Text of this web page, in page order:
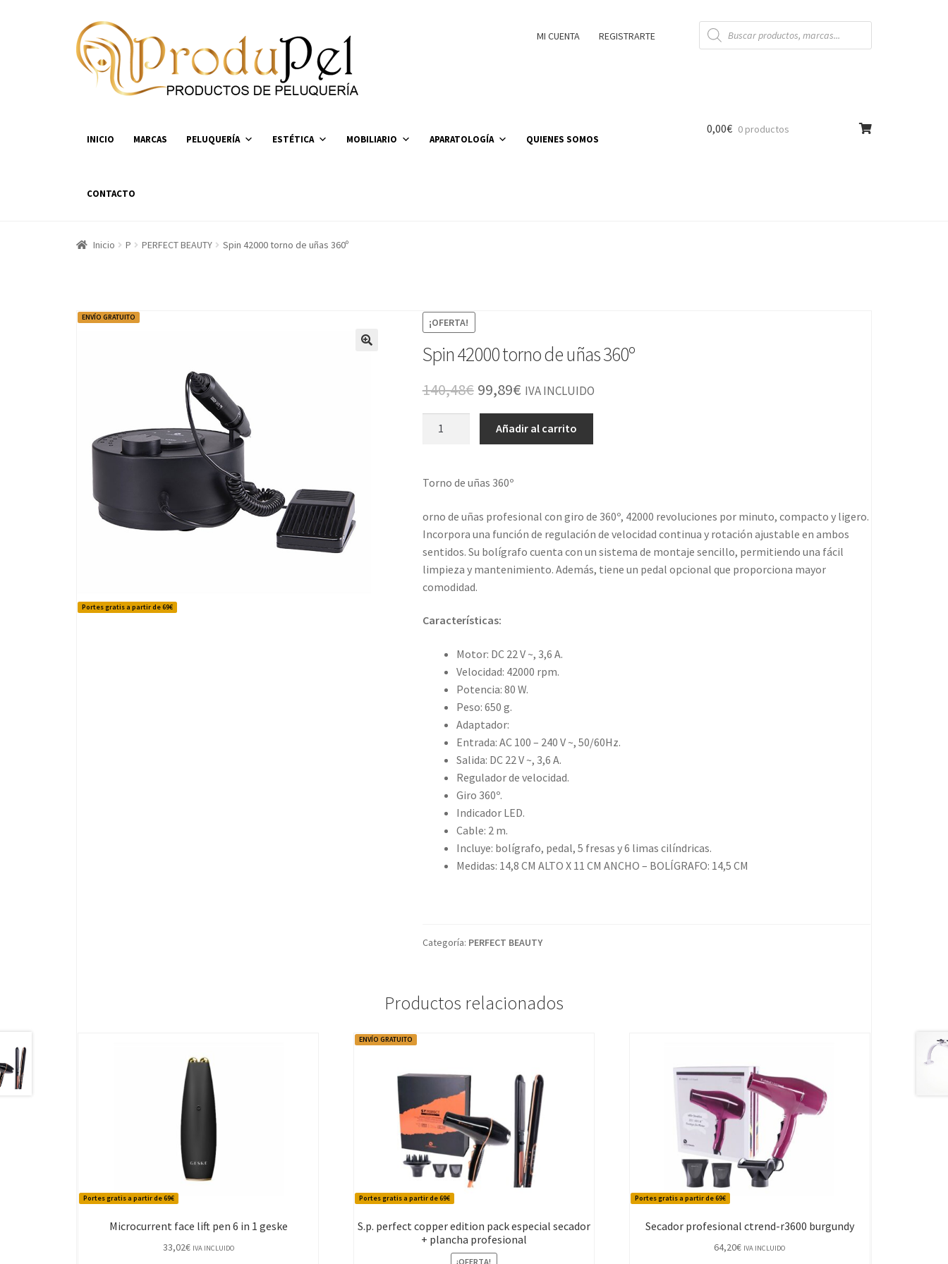
Ir
a
la
navegación
Ir
al
contenido
MI CUENTA REGISTRARTE
Búsqueda
de
productos
INICIO MARCAS PELUQUERÍA ESTÉTICA MOBILIARIO APARATOLOGÍA QUIENES SOMOS
CONTACTO
0,00€ 0 productos
Inicio P PERFECT BEAUTY Spin 42000 torno de uñas 360º
¡OFERTA!
Portes gratis a partir de 69€
ENVÍO GRATUITO
Spin 42000 torno de uñas 360º
140,48€ El
precio
original
140,48€.
99,89€El
precio
actual
IVA INCLUIDO
uñas
Añadir al carrito
Torno de uñas 360º
orno de uñas profesional con giro de 360º, 42000 revoluciones por minuto, compacto y ligero.
Incorpora una función de regulación de velocidad continua y rotación ajustable en ambos
sentidos. Su bolígrafo cuenta con un sistema de montaje sencillo, permitiendo una fácil
limpieza y mantenimiento. Además, tiene un pedal opcional que proporciona mayor
comodidad.
Características:
Motor: DC 22 V ~, 3,6 A.
Velocidad: 42000 rpm.
Potencia: 80 W.
Peso: 650 g.
Adaptador:
Entrada: AC 100 – 240 V ~, 50/60Hz.
Salida: DC 22 V ~, 3,6 A.
Regulador de velocidad.
Giro 360º.
Indicador LED.
Cable: 2 m.
Incluye: bolígrafo, pedal, 5 fresas y 6 limas cilíndricas.
Medidas: 14,8 CM ALTO X 11 CM ANCHO – BOLÍGRAFO: 14,5 CM
Categoría: PERFECT BEAUTY
Productos relacionados
Portes gratis a partir de 69€
Microcurrent face lift pen 6 in 1 geske
33,02€ IVA INCLUIDO
Portes gratis a partir de 69€
ENVÍO GRATUITO
S.p. perfect copper edition pack especial secador
+ plancha profesional
¡OFERTA!
Portes gratis a partir de 69€
Secador profesional ctrend-r3600 burgundy
64,20€ IVA INCLUIDO